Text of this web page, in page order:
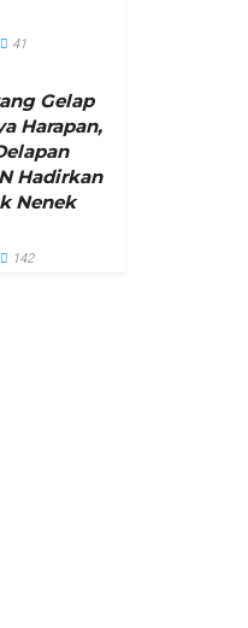
41
Gelap
Harapan,
Hadirkan
Nenek
142